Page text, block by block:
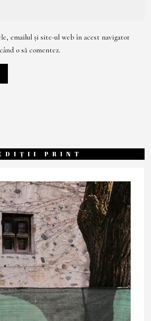
emailul și site-ul web în acest navigator
o să comentez.
PRINT